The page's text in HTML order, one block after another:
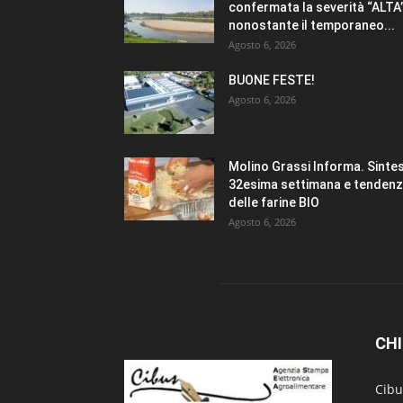
confermata la severità
nonostante il temporaneo...
Agosto 6, 2026
BUONE FESTE!
Agosto 6, 2026
Molino Grassi Informa.
32esima settimana e
delle farine BIO
Agosto 6, 2026